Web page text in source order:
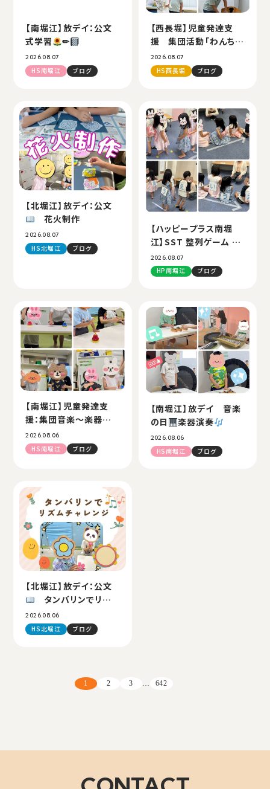
【南堀江】放デイ：公文
式学習
✏
2026.08.07
HS南堀江 ブログ
【西長堀】児童発達支
援 集団活動「わんちゃ
んのお引越し
2026.08.07
HS西長堀 ブログ
【北堀江】放デイ：公文
花火制作
2026.08.07
HS北堀江 ブログ
【ハッピープラス南堀
江】SST 整列ゲーム 第
二弾
2026.08.07
HP南堀江 ブログ
【南堀江】児童発達支
援：集団音楽～楽器演
奏の様子～
2026.08.06
HS南堀江 ブログ
【南堀江】放デイ 音楽
の日
楽器演奏
2026.08.06
HS南堀江 ブログ
【北堀江】放デイ：公文
タンバリンでリズ
ムチャレンジ
2026.08.06
HS北堀江 ブログ
1 2 3 642